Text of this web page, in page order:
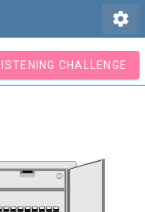
settings
LISTENING CHALLENGE